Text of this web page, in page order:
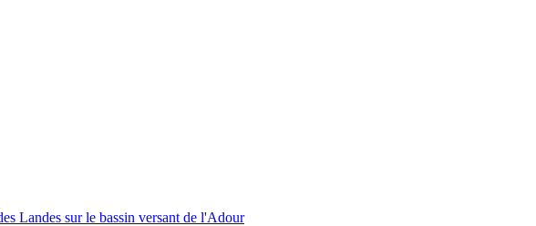
Landes sur le bassin versant de l'Adour